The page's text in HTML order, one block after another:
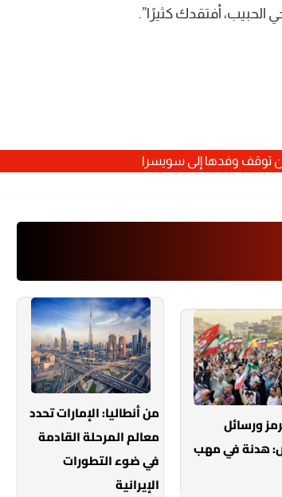
الحبيب، أفتقدك كثيرًا”.
توقف وفدها إلى سويسرا
ورسائل
هدنة في مهب
من أنطاليا: الإمارات تحدد
معالم المرحلة القادمة
في ضوء التطورات
الإيرانية